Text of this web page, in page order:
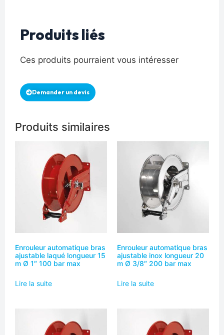
Produits liés
Ces produits pourraient vous intéresser
Demander un devis
Produits similaires
Enrouleur automatique bras
ajustable laqué longueur 15
m Ø 1″ 100 bar max
Lire la suite
Enrouleur automatique bras
ajustable inox longueur 20
m Ø 3/8″ 200 bar max
Lire la suite